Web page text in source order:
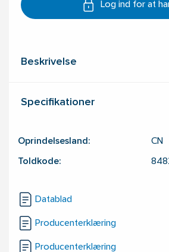
Log ind for at
Beskrivelse
Specifikationer
Oprindelsesland: CN
Toldkode:
Datablad
Producenterklæring
Producenterklæring